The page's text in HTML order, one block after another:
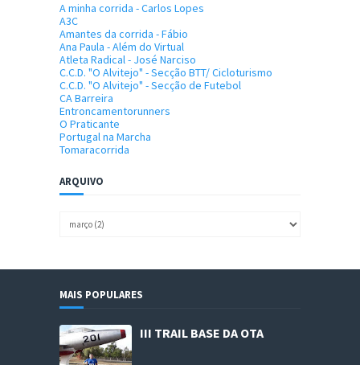
A minha corrida - Carlos Lopes
A3C
Amantes da corrida - Fábio
Ana Paula - Além do Virtual
Atleta Radical - José Narciso
C.C.D. "O Alvitejo" - Secção BTT/ Cicloturismo
C.C.D. "O Alvitejo" - Secção de Futebol
CA Barreira
Entroncamentorunners
O Praticante
Portugal na Marcha
Tomaracorrida
ARQUIVO
MAIS POPULARES
III TRAIL BASE DA OTA